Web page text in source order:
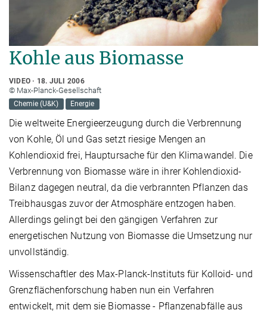
Video
Kohle aus Biomasse
VIDEO 18. JULI 2006
© Max-Planck-Gesellschaft
Chemie (U&K) Energie
Die weltweite Energieerzeugung durch die Verbrennung
von Kohle, Öl und Gas setzt riesige Mengen an
Kohlendioxid frei, Hauptursache für den Klimawandel. Die
Verbrennung von Biomasse wäre in ihrer Kohlendioxid-
Bilanz dagegen neutral, da die verbrannten Pflanzen das
Treibhausgas zuvor der Atmosphäre entzogen haben.
Allerdings gelingt bei den gängigen Verfahren zur
energetischen Nutzung von Biomasse die Umsetzung nur
unvollständig.
Wissenschaftler des Max-Planck-Instituts für Kolloid- und
Grenzflächenforschung haben nun ein Verfahren
entwickelt, mit dem sie Biomasse - Pflanzenabfälle aus